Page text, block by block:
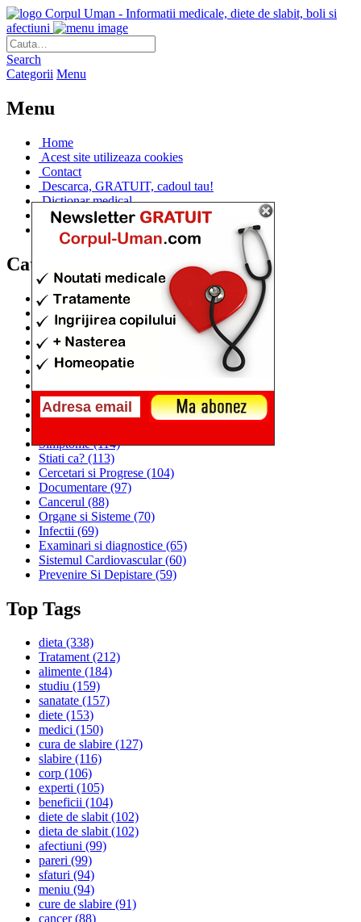
Corpul Uman - Informatii medicale, diete de slabit, boli si
afectiuni
Search
Categorii Menu
Menu
Home
Acest site utilizeaza cookies
Contact
Descarca, GRATUIT, cadoul tau!
Dictionar medical
Dr. Cristina IANUC
Linkuri utile
Categorii
Diete si cure de slabire
(706)
Afectiuni si Boli
(401)
Corpul de la A la Z(315)
Medicina Naturista
Anatomie
(295)
Alimentatia(259)
Sanatatea si Preventia(170)
Interventii si Tratamente(167)
Simptome(114)
Stiati ca? (113)
Cercetari si Progrese (104)
Documentare (97)
Cancerul (88)
Organe si Sisteme (70)
Infectii (69)
Examinari si diagnostice (65)
Sistemul Cardiovascular(60)
Prevenire Si Depistare (59)
Top Tags
dieta (338)
Tratament(212)
alimente (184)
studiu (159)
sanatate (157)
diete (153)
medici (150)
cura de slabire (127)
slabire (116)
corp (106)
experti (105)
beneficii (104)
diete de slabit(102)
dieta de slabit(102)
afectiuni (99)
pareri (99)
sfaturi (94)
meniu (94)
cure de slabire (91)
cancer(88)